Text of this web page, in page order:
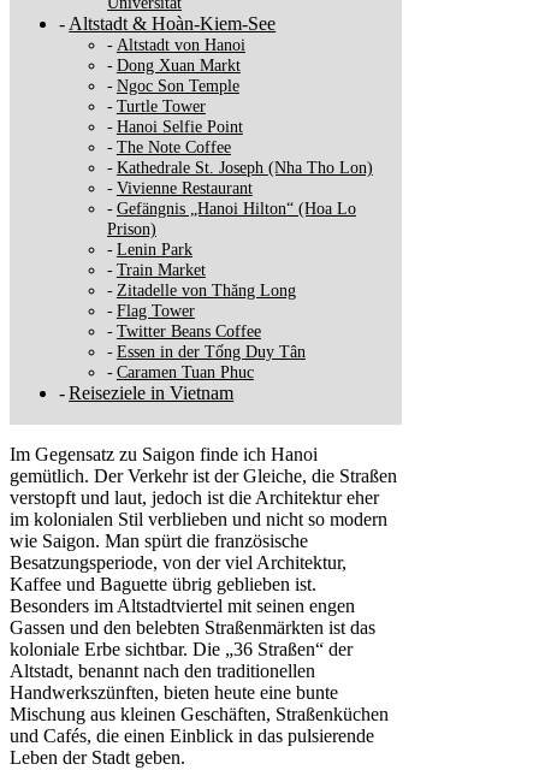
Altstadt & Hoàn-Kiem-See
Altstadt von Hanoi
Dong Xuan Markt
Ngoc Son Temple
Turtle Tower
Hanoi Selfie Point
The Note Coffee
Kathedrale St. Joseph (Nha Tho Lon)
Vivienne Restaurant
Gefängnis „Hanoi Hilton“ (Hoa Lo
Prison)
Lenin Park
Train Market
Zitadelle von Thăng Long
Flag Tower
Twitter Beans Coffee
Essen in der Tống Duy Tân
Caramen Tuan Phuc
Reiseziele in Vietnam
Im Gegensatz zu Saigon finde ich Hanoi
gemütlich. Der Verkehr ist der Gleiche, die Straßen
verstopft und laut, jedoch ist die Architektur eher
im kolonialen Stil verblieben und nicht so modern
wie Saigon. Man spürt die französische
Besatzungsperiode, von der viel Architektur,
Kaffee und Baguette übrig geblieben ist.
Besonders im Altstadtviertel mit seinen engen
Gassen und den belebten Straßenmärkten ist das
koloniale Erbe sichtbar. Die „36 Straßen“ der
Altstadt, benannt nach den traditionellen
Handwerkszünften, bieten heute eine bunte
Mischung aus kleinen Geschäften, Straßenküchen
und Cafés, die einen Einblick in das pulsierende
Leben der Stadt geben.